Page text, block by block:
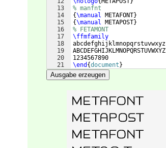
13
14
15
16
17
18
19
20
21
% manfnt
{\manual METAFONT}
{\manual METAPOST}
% FETAMONT
\ffmfamily
abcdefghijklmnopqrstuvwxyz
ABCDEFGHIJKLMNOPQRSTUVWXYZ
1234567890
\end {document }
Ausgabe erzeugen